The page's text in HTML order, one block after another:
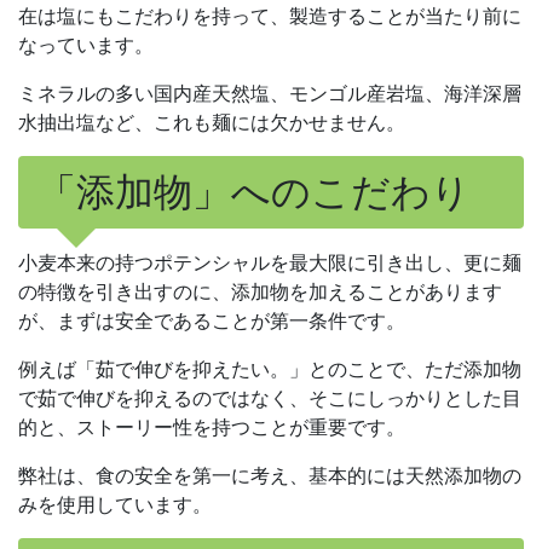
在は塩にもこだわりを持って、製造することが当たり前に
なっています。
ミネラルの多い国内産天然塩、モンゴル産岩塩、海洋深層
水抽出塩など、これも麺には欠かせません。
「添加物」へのこだわり
小麦本来の持つポテンシャルを最大限に引き出し、更に麺
の特徴を引き出すのに、添加物を加えることがあります
が、まずは安全であることが第一条件です。
例えば「茹で伸びを抑えたい。」とのことで、ただ添加物
で茹で伸びを抑えるのではなく、そこにしっかりとした目
的と、ストーリー性を持つことが重要です。
弊社は、食の安全を第一に考え、基本的には天然添加物の
みを使用しています。